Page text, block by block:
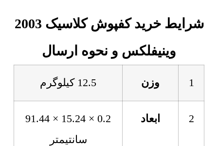
شرایط خرید کفپوش کلاسیک 2003
وینیفلکس و نحوه ارسال
1 وزن 12.5 کیلوگرم
2 ابعاد
0.2 × 15.24 × 91.44
سانتیمتر